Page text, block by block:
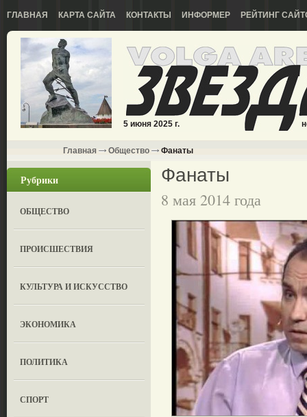
ГЛАВНАЯ КАРТА САЙТА КОНТАКТЫ ИНФОРМЕР РЕЙТИНГ
5 июня 2025 г.
Главная Общество Фанаты
Рубрики
ОБЩЕСТВО
ПРОИСШЕСТВИЯ
КУЛЬТУРА И ИСКУССТВО
ЭКОНОМИКА
ПОЛИТИКА
СПОРТ
Фанаты
8 мая 2014 года